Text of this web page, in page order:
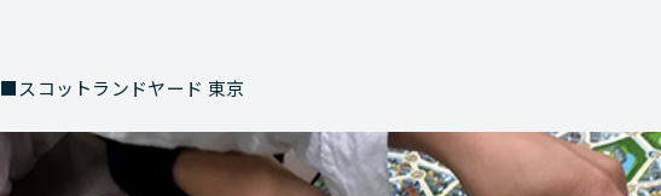
■スコットランドヤード 東京